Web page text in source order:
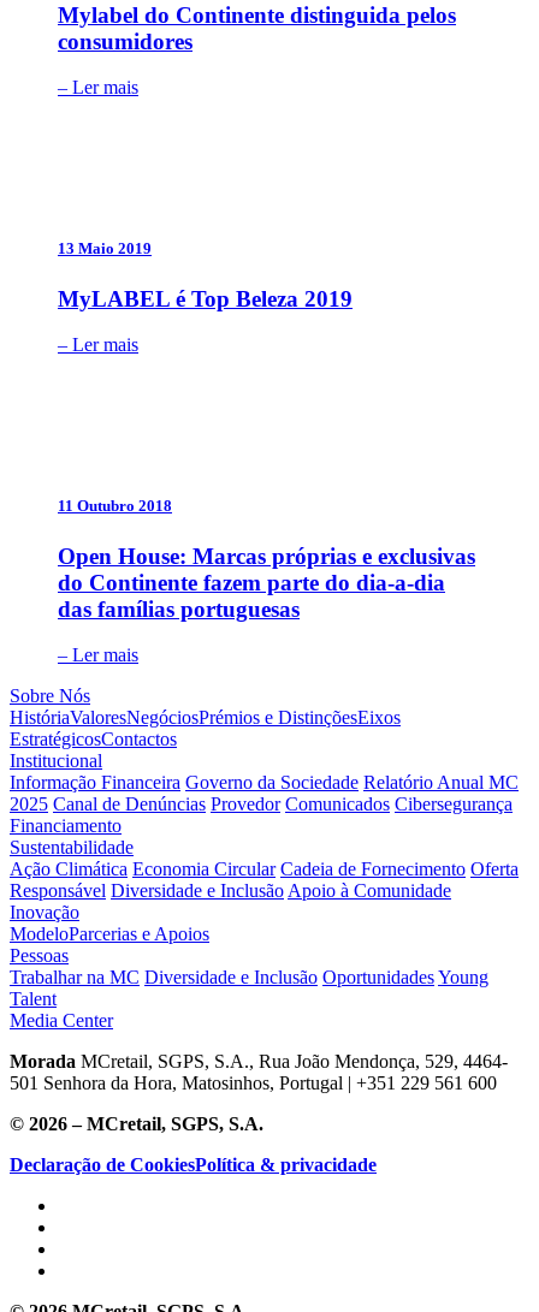
Mylabel do Continente distinguida pelos
consumidores
– Ler mais
13 Maio 2019
MyLABEL é Top Beleza 2019
– Ler mais
11 Outubro 2018
Open House: Marcas próprias e exclusivas
do Continente fazem parte do dia-a-dia
das famílias portuguesas
– Ler mais
Sobre Nós
HistóriaValoresNegóciosPrémios e DistinçõesEixos
EstratégicosContactos
Institucional
Informação Financeira Governo da Sociedade Relatório Anual MC
2025 Canal de Denúncias Provedor Comunicados Cibersegurança
Financiamento
Sustentabilidade
Ação Climática Economia Circular Cadeia de Fornecimento Oferta
Responsável Diversidade e Inclusão Apoio à Comunidade
Inovação
ModeloParcerias e Apoios
Pessoas
Trabalhar na MC Diversidade e Inclusão OportunidadesYoung
Talent
Media Center
Morada MCretail, SGPS, S.A., Rua João Mendonça, 529, 4464-
501 Senhora da Hora, Matosinhos, Portugal | +351 229 561 600
© 2026 – MCretail, SGPS, S.A.
Declaração de CookiesPolítica & privacidade